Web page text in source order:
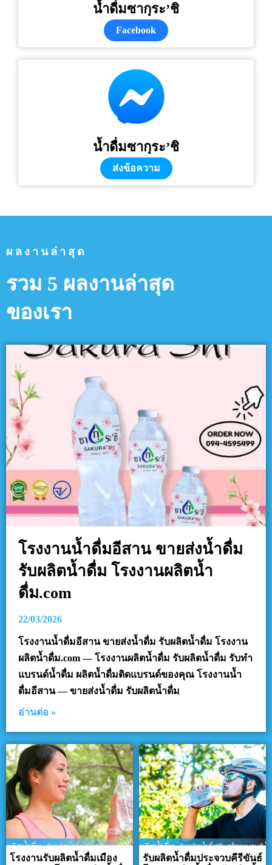
น้ำดื่มซากุระ’ชิ
Facebook
น้ำดื่มซากุระ’ชิ
ส่งข้อความ
ผลงานล่าสุด
รวม 5 ผลงานล่าสุด
ของเรา
โรงงานน้ำดื่มอีสาน ขายส่งน้ำดื่ม
รับผลิตน้ำดื่ม โรงงานผลิตน้ำ
ดื่ม.com
22/03/2026
โรงงานน้ำดื่มอีสาน ขายส่งน้ำดื่ม รับผลิตน้ำดื่ม โรงงาน
ผลิตน้ำดื่ม.com — โรงงานผลิตน้ำดื่ม รับผลิตน้ำดื่ม รับทำ
แบรนด์น้ำดื่ม ผลิตน้ำดื่มติดแบรนด์ของคุณ โรงงานน้ำ
ดื่มอีสาน — ขายส่งน้ำดื่ม รับผลิตน้ำดื่ม
อ่านต่อ »
โรงงานรับผลิตน้ำดื่มเมือง
รับผลิตน้ำดื่มประจวบคีรีขันธ์